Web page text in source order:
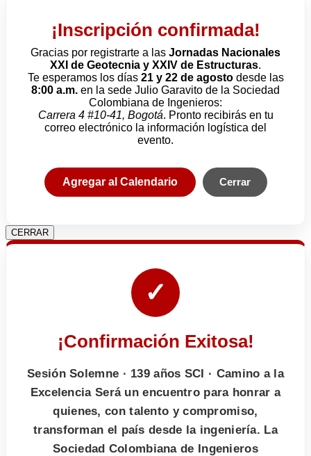
¡Inscripción confirmada!
Gracias por registrarte a las Jornadas Nacionales
XXI de Geotecnia y XXIV de Estructuras.
Te esperamos los días 21 y 22 de agostodesde las
8:00 a.m. en la sede Julio Garavito de la Sociedad
Colombiana de Ingenieros:
Carrera 4 #10-41, Bogotá. Pronto recibirás en tu
correo electrónico la información logística del
evento.
Agregar al Calendario Cerrar
CERRAR
✓
¡Confirmación Exitosa!
Sesión Solemne · 139 años SCI · Camino a la
Excelencia Será un encuentro para honrar a
quienes, con talento y compromiso,
transforman el país desde la ingeniería. La
Sociedad Colombiana de Ingenieros